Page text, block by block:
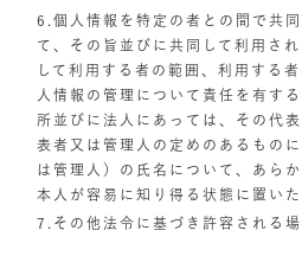
6.個人情報を特定の者との間で共
て、その旨並びに共同して利用さ
して利用する者の範囲、利用する
人情報の管理について責任を有す
所並びに法人にあっては、その代
表者又は管理人の定めのあるもの
は管理人）の氏名について、あら
本人が容易に知り得る状態に置い
7.その他法令に基づき許容される場